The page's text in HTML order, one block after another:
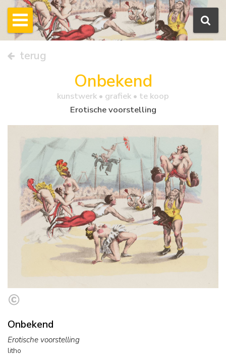
terug
Onbekend
kunstwerk • grafiek • te koop
Erotische voorstelling
Onbekend
Erotische voorstelling
litho